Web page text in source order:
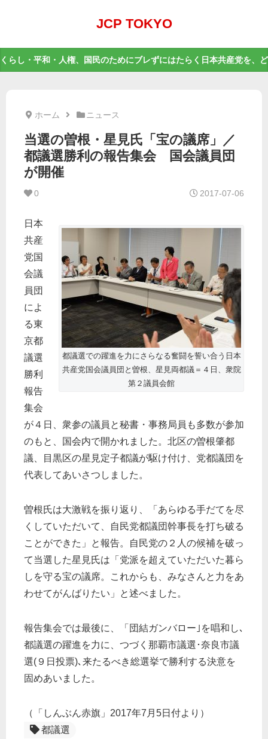
JCP TOKYO
くらし・平和・人権、国民のためにブレずにはたらく日本共産党を、
ホーム ニュース
当選の曽根・星見氏「宝の議席」／
都議選勝利の報告集会 国会議員団
が開催
0 2017-07-06
都議選での躍進を力にさらなる奮闘を誓い合う日本
共産党国会議員団と曽根、星見両都議＝４日、衆院
第２議員会館
日本
共産
党国
会議
員団
によ
る東
京都
議選
勝利
報告
集会
が４日、衆参の議員と秘書・事務局員も多数が参加
のもと、国会内で開かれました。北区の曽根肇都
議、目黒区の星見定子都議が駆け付け、党都議団を
代表してあいさつしました。
曽根氏は大激戦を振り返り、「あらゆる手だてを尽
くしていただいて、自民党都議団幹事長を打ち破る
ことができた」と報告。自民党の２人の候補を破っ
て当選した星見氏は「党派を超えていただいた暮ら
しを守る宝の議席。これからも、みなさんと力をあ
わせてがんばりたい」と述べました。
報告集会では最後に、「団結ガンバロー｣を唱和し､
都議選の躍進を力に、つづく那覇市議選･奈良市議
選(９日投票)､来たるべき総選挙で勝利する決意を
固めあいました。
（「しんぶん赤旗」2017年7月5日付より）
都議選